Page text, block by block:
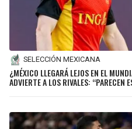
SELECCIÓN MEXICANA
¿MÉXICO LLEGARÁ LEJOS EN EL
ADVIERTE A LOS RIVALES: “PARECEN